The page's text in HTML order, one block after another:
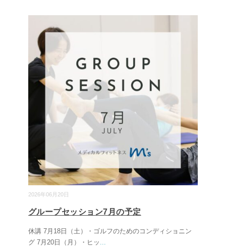
2026年06月20日
グループセッション7月の予定
休講 7月18日（土）・ゴルフのためのコンディショニン
グ 7月20日（月）・ヒッ ...